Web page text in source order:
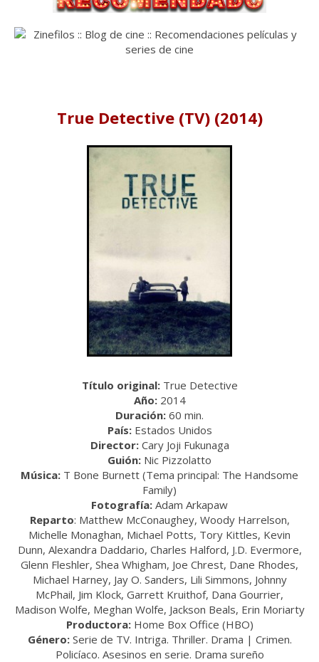
True Detective (TV) (2014)
Título original:True Detective
Año:2014
Duración: 60 min.
País:Estados Unidos
Director:Cary Joji Fukunaga
Guión: Nic Pizzolatto
Música: T Bone Burnett (Tema principal: The Handsome
Family)
Fotografía: Adam Arkapaw
Reparto: Matthew McConaughey, Woody Harrelson,
Michelle Monaghan, Michael Potts, Tory Kittles, Kevin
Dunn, Alexandra Daddario, Charles Halford, J.D. Evermore,
Glenn Fleshler, Shea Whigham, Joe Chrest, Dane Rhodes,
Michael Harney, Jay O. Sanders, Lili Simmons, Johnny
McPhail, Jim Klock, Garrett Kruithof, Dana Gourrier,
Madison Wolfe, Meghan Wolfe, Jackson Beals, Erin Moriarty
Productora:Home Box Office (HBO)
Género:Serie de TV. Intriga. Thriller. Drama | Crimen.
Policíaco. Asesinos en serie. Drama sureño